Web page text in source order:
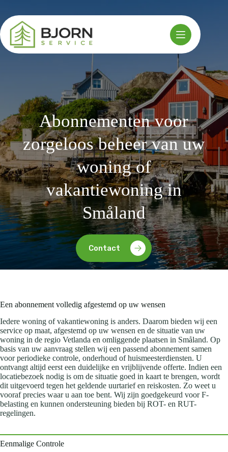
de
inhoud
Abonnementen voor
zorgeloos beheer van uw
woning of
vakantiewoning in
Småland
Contact
Een abonnement volledig afgestemd op uw wensen
Iedere woning of vakantiewoning is anders. Daarom bieden wij een
service op maat, afgestemd op uw wensen en de situatie van uw
woning in de regio Vetlanda en omliggende plaatsen in Småland. Op
basis van uw aanvraag stellen wij een passend abonnement samen
voor periodieke controle, onderhoud of huismeesterdiensten. U
ontvangt altijd eerst een duidelijke en vrijblijvende offerte. Indien een
locatiebezoek nodig is om de situatie goed in kaart te brengen, wordt
dit uitgevoerd tegen het geldende uurtarief en reiskosten. Zo weet u
vooraf precies waar u aan toe bent. Wij zijn goedgekeurd voor F-
belasting en kunnen ondersteuning bieden bij ROT- en RUT-
regelingen.
Eenmalige Controle